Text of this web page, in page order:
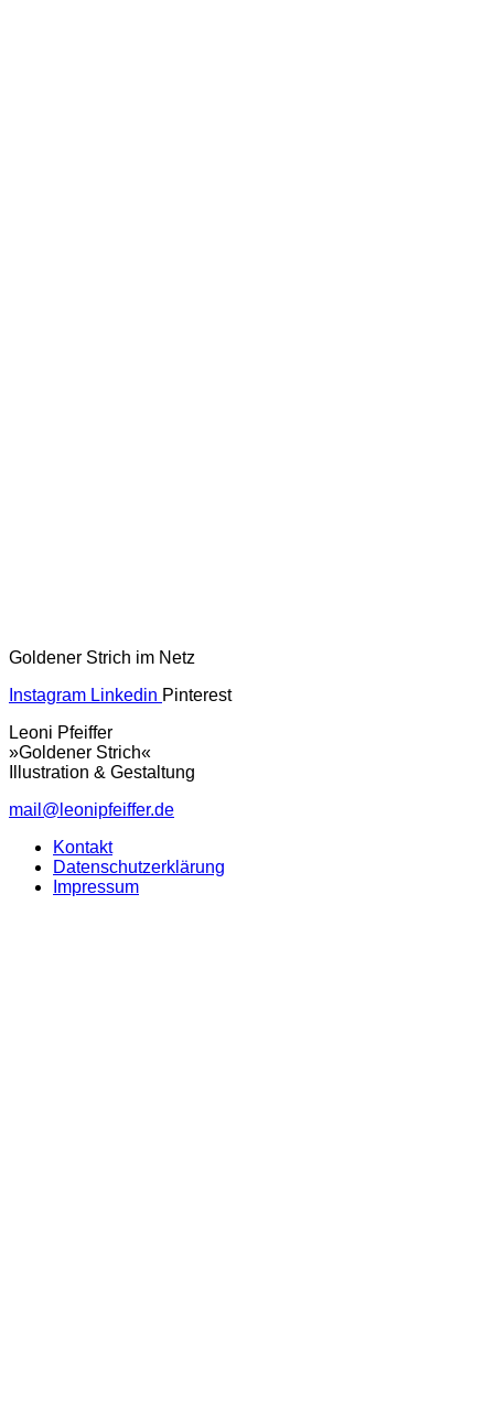
Goldener Strich im Netz
Instagram Linkedin Pinterest
Leoni Pfeiffer
»Goldener Strich«
Illustration & Gestaltung
mail@leonipfeiffer.de
Kontakt
Datenschutzerklärung
Impressum